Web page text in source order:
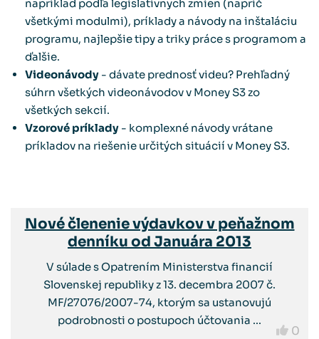
napríklad podľa legislatívnych zmien (napríč
všetkými modulmi), príklady a návody na inštaláciu
programu, najlepšie tipy a triky práce s programom a
ďalšie.
Videonávody - dávate prednosť videu? Prehľadný
súhrn všetkých videonávodov v Money S3 zo
všetkých sekcií.
Vzorové príklady - komplexné návody vrátane
príkladov na riešenie určitých situácií v Money S3.
Nové členenie výdavkov v peňažnom
denníku od Januára 2013
V súlade s Opatrením Ministerstva financií
Slovenskej republiky z 13. decembra 2007 č.
MF/27076/2007-74, ktorým sa ustanovujú
podrobnosti o postupoch účtovania ...
0